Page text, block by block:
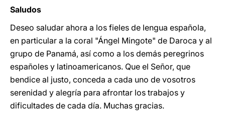
Saludos
Deseo saludar ahora a los fieles de lengua española,
en particular a la coral "Ángel Mingote" de Daroca y al
grupo de Panamá, así como a los demás peregrinos
españoles y latinoamericanos. Que el Señor, que
bendice al justo, conceda a cada uno de vosotros
serenidad y alegría para afrontar los trabajos y
dificultades de cada día. Muchas gracias.